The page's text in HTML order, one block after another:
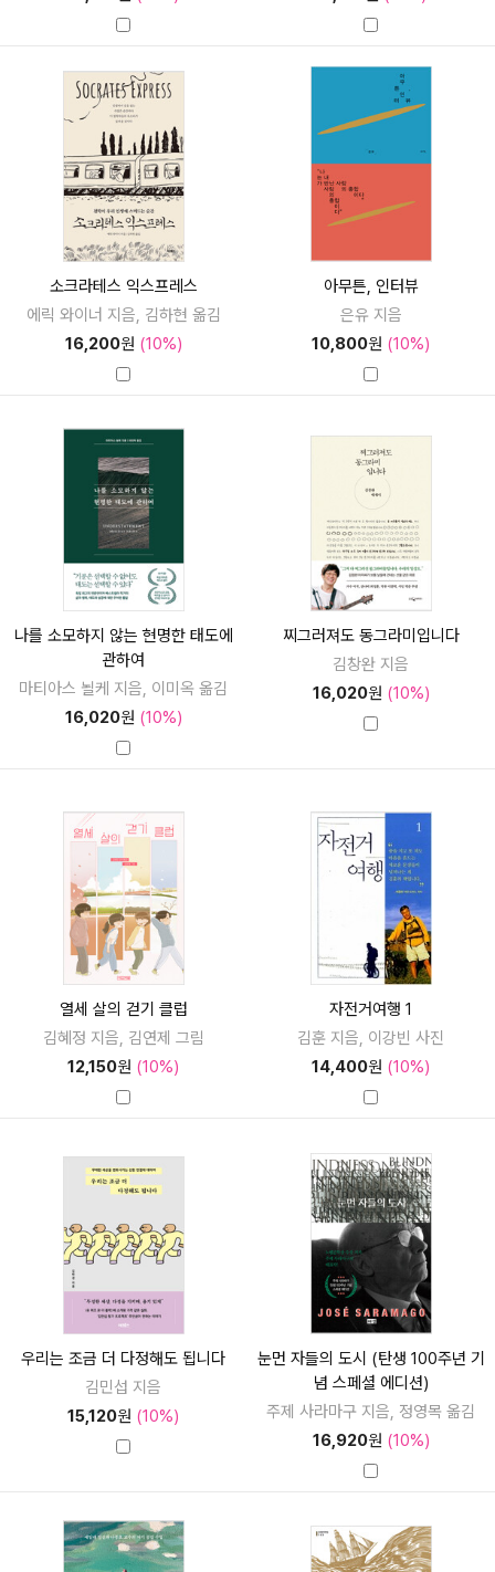
소크라테스 익스프레스
에릭 와이너 지음, 김하현 옮김
16,200원 (10%)
아무튼, 인터뷰
은유 지음
10,800원 (10%)
나를 소모하지 않는 현명한 태도에
관하여
마티아스 뇔케 지음, 이미옥 옮김
16,020원 (10%)
찌그러져도 동그라미입니다
김창완 지음
16,020원 (10%)
열세 살의 걷기 클럽
김혜정 지음, 김연제 그림
12,150원 (10%)
자전거여행 1
김훈 지음, 이강빈 사진
14,400원 (10%)
우리는 조금 더 다정해도 됩니다
김민섭 지음
15,120원 (10%)
눈먼 자들의 도시 (탄생 100주년 기
념 스페셜 에디션)
주제 사라마구 지음, 정영목 옮김
16,920원 (10%)